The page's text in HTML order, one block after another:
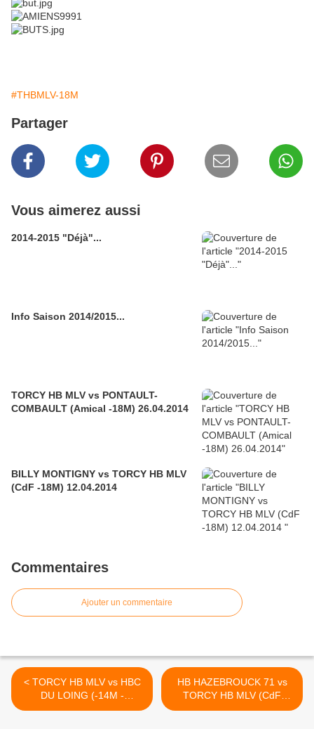
#THBMLV-18M
Partager
Vous aimerez aussi
2014-2015 "Déjà"...
Info Saison 2014/2015...
TORCY HB MLV vs PONTAULT-
COMBAULT (Amical -18M) 26.04.2014
BILLY MONTIGNY vs TORCY HB MLV
(CdF -18M) 12.04.2014
Commentaires
Ajouter un commentaire
< TORCY HB MLV vs HBC
DU LOING (-14M -
18.01.2014)
HB HAZEBROUCK 71 vs
TORCY HB MLV (CdF
-18M) 26.01.2014 (1) >